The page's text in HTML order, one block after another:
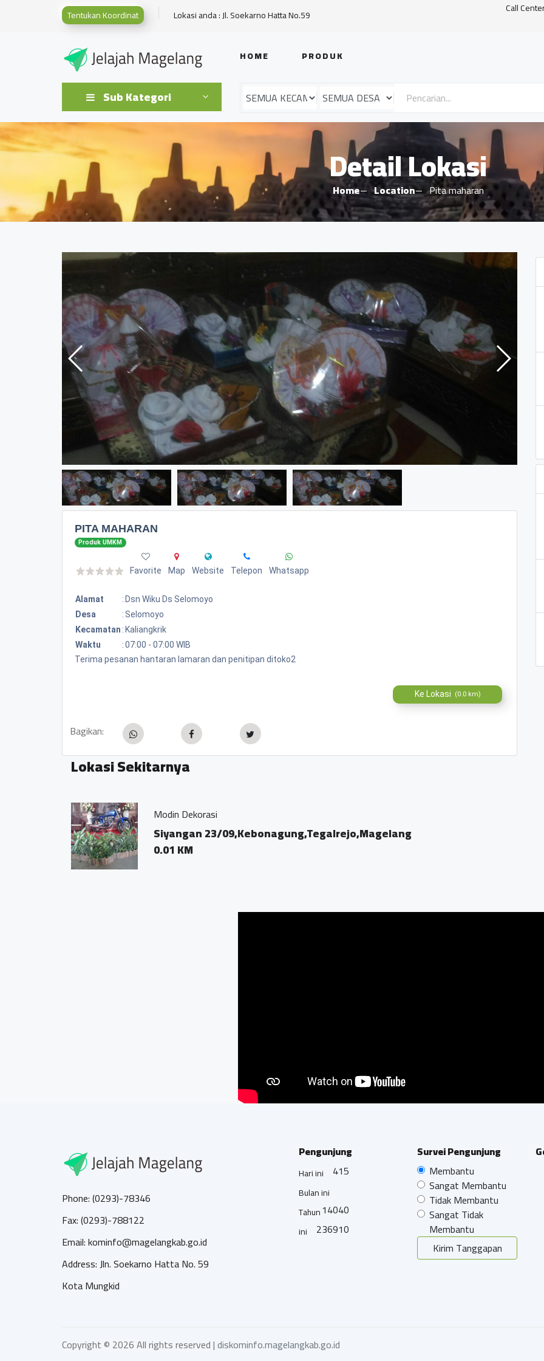
Tentukan Koordinat Lokasi anda : Jl. Soekarno Hatta No.59 Call
HOME PRODUK
Sub Kategori
Detail Lokasi
Home Location Pita maharan
PITA MAHARAN
Produk UMKM
Favorite Map Website Telepon Whatsapp
Alamat : Dsn Wiku Ds Selomoyo
Desa
: Selomoyo
Kecamatan : Kaliangkrik
Waktu
:07:00 - 07:00 WIB
Terima pesanan hantaran lamaran dan penitipan ditoko2
Ke Lokasi (0.0 km)
Bagikan:
Lokasi Sekitarnya
Modin Dekorasi
Siyangan 23/09,Kebonagung,Tegalrejo,Magelang
0.01 KM
Phone: (0293)-78346
Fax: (0293)-788122
Email: kominfo@magelangkab.go.id
Address: Jln. Soekarno Hatta No. 59
Kota Mungkid
Pengunjung
Hari ini 415
Bulan ini
14040
Tahun
ini
236910
Survei Pengunjung
Membantu
Sangat Membantu
Tidak Membantu
Sangat Tidak
Membantu
Kirim Tanggapan
Copyright © 2026 All rights reserved |diskominfo.magelangkab.go.id